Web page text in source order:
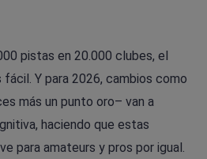
pistas en 20.000 clubes, el
Y para 2026, cambios como
más un punto oro– van a
haciendo que estas
para amateurs y pros por igual.